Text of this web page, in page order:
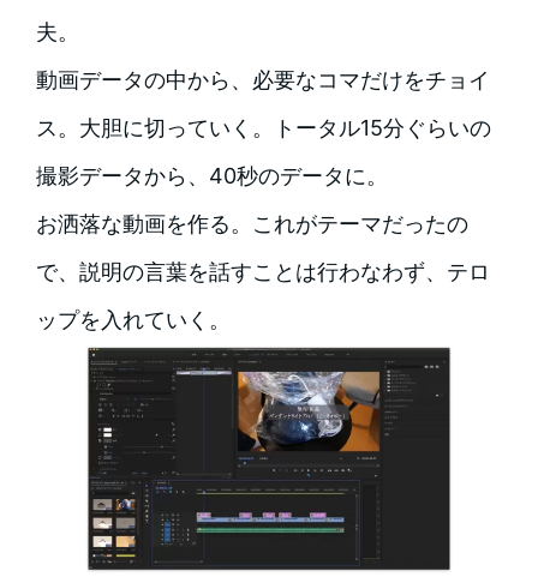
夫。
動画データの中から、必要なコマだけをチョイ
ス。大胆に切っていく。トータル15分ぐらいの
撮影データから、40秒のデータに。
お洒落な動画を作る。これがテーマだったの
で、説明の言葉を話すことは行わなわず、テロ
ップを入れていく。